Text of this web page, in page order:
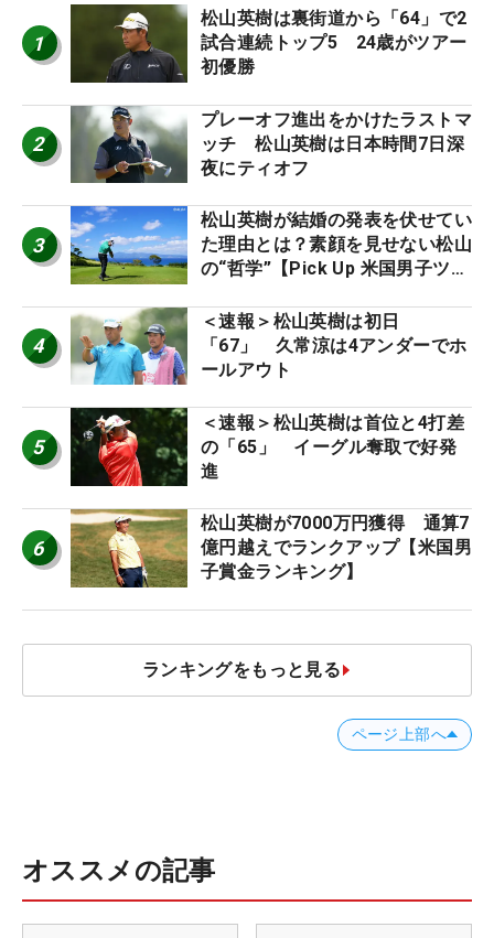
1
松山英樹は裏街道から「64」で2
試合連続トップ5 24歳がツアー
初優勝
2
プレーオフ進出をかけたラストマ
ッチ 松山英樹は日本時間7日深
夜にティオフ
3
松山英樹が結婚の発表を伏せてい
た理由とは？素顔を見せない松山
の“哲学”【Pick Up 米国男子ツア
4
＜速報＞松山英樹は初日
「67」 久常涼は4アンダーでホ
ールアウト
5
＜速報＞松山英樹は首位と4打差
の「65」 イーグル奪取で好発
進
6
松山英樹が7000万円獲得 通算7
億円越えでランクアップ【米国男
子賞金ランキング】
ランキングをもっと見る
ページ上部へ
オススメの記事